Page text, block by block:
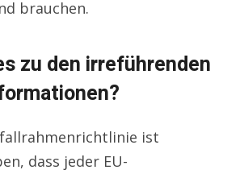
brauchen.
zu den irreführenden
ist
dass jeder EU-